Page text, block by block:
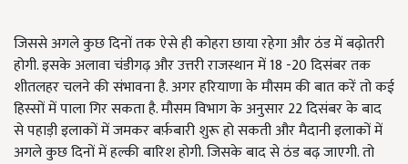
जिससे अगले कुछ दिनों तक ऐसे ही कोहरा छाया रहेगा और ठंड में बढ़ोतरी
होगी. इसके अलावा चंडीगढ़ और उत्तरी राजस्थान में 18 -20 दिसंबर तक
शीतलहर चलने की संभावना है. अगर हरियाणा के मौसम की बात करें तो कई
हिस्सों में पाला गिर सकता है. मौसम विभाग के अनुसार 22 दिसंबर के बाद
से पहाड़ी इलाकों में जमकर बर्फ़बारी शुरू हो सकती और मैदानी इलाकों में
अगले कुछ दिनों में हल्की बारिश होगी. जिसके बाद से ठंड बढ़ जाएगी. तो